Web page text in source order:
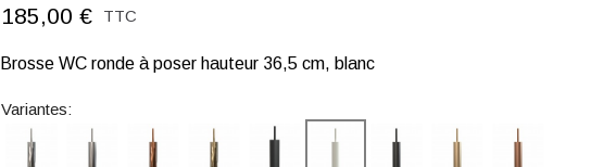
185,00 € TTC
Brosse WC ronde à poser hauteur 36,5 cm, blanc
Variantes: